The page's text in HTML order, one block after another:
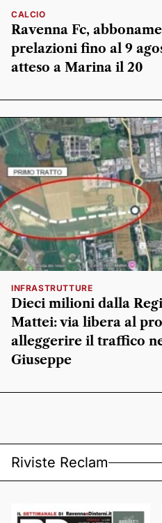
CALCIO
Ravenna Fc,
prelazioni fino al 9
atteso a Marina il 20
INFRASTRUTTURE
Dieci milioni dalla
Mattei: via libera al
alleggerire il traffico
Giuseppe
Riviste Reclam